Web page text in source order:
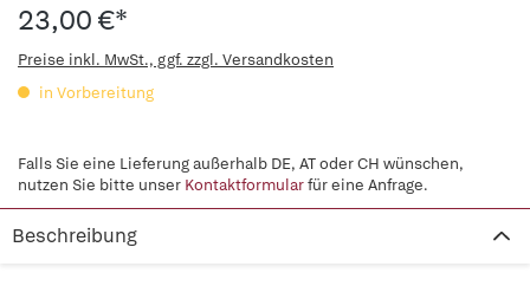
23,00 €*
Preise inkl. MwSt., ggf. zzgl. Versandkosten
in Vorbereitung
Falls Sie eine Lieferung außerhalb DE, AT oder CH wünschen,
nutzen Sie bitte unser Kontaktformularfür eine Anfrage.
Beschreibung